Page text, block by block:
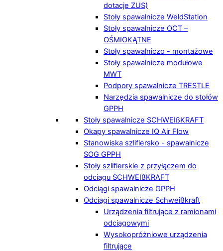
dotacje ZUS)
Stoły spawalnicze WeldStation
Stoły spawalnicze OCT –
OŚMIOKĄTNE
Stoły spawalniczo - montażowe
Stoły spawalnicze modułowe
MWT
Podpory spawalnicze TRESTLE
Narzędzia spawalnicze do stołów
GPPH
Stoły spawalnicze SCHWEIßKRAFT
Okapy spawalnicze IQ Air Flow
Stanowiska szlifiersko - spawalnicze
SOG GPPH
Stoły szlifierskie z przyłączem do
odciągu SCHWEIßKRAFT
Odciągi spawalnicze GPPH
Odciągi spawalnicze Schweißkraft
Urządzenia filtrujące z ramionami
odciągowymi
Wysokopróżniowe urządzenia
filtrujące